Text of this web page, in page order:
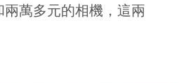
萬多元的相機，這兩